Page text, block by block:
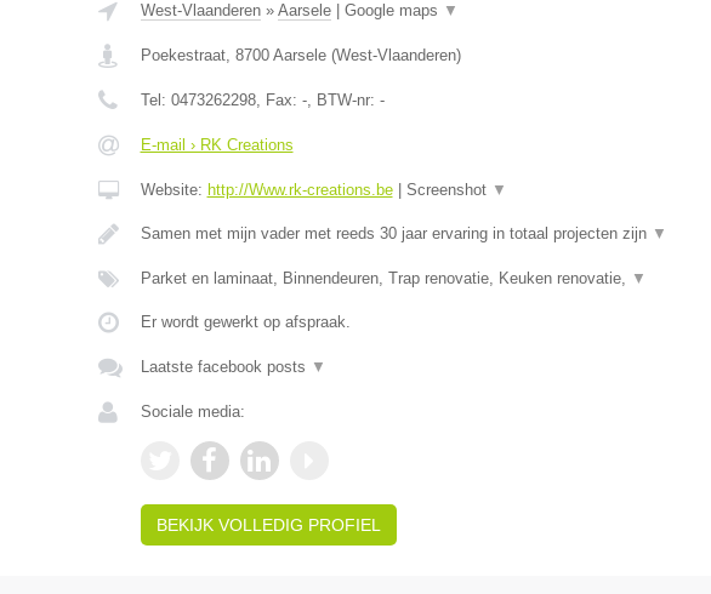
West-Vlaanderen» Aarsele| Google maps ▼
Poekestraat, 8700 Aarsele(West-Vlaanderen)
Tel: 0473262298, Fax: -, BTW-nr: -
E-mail › RK Creations
Website: http://Www.rk-creations.be| Screenshot ▼
Samen met mijn vader met reeds 30 jaar ervaring in totaal projecten zijn ▼
Parket en laminaat, Binnendeuren, Trap renovatie, Keuken renovatie, ▼
Er wordt gewerkt op afspraak.
Laatste facebook posts ▼
Sociale media:
BEKIJK VOLLEDIG PROFIEL